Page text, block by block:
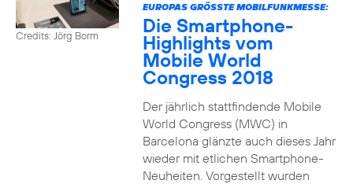
Credits: Jörg Borm
EUROPAS GRÖSSTE MOBILFUNKMESSE:
Die Smartphone-
Highlights vom
Mobile World
Congress 2018
Der jährlich stattfindende Mobile
World Congress (MWC) in
Barcelona glänzte auch dieses Jahr
wieder mit etlichen Smartphone-
Neuheiten. Vorgestellt wurden